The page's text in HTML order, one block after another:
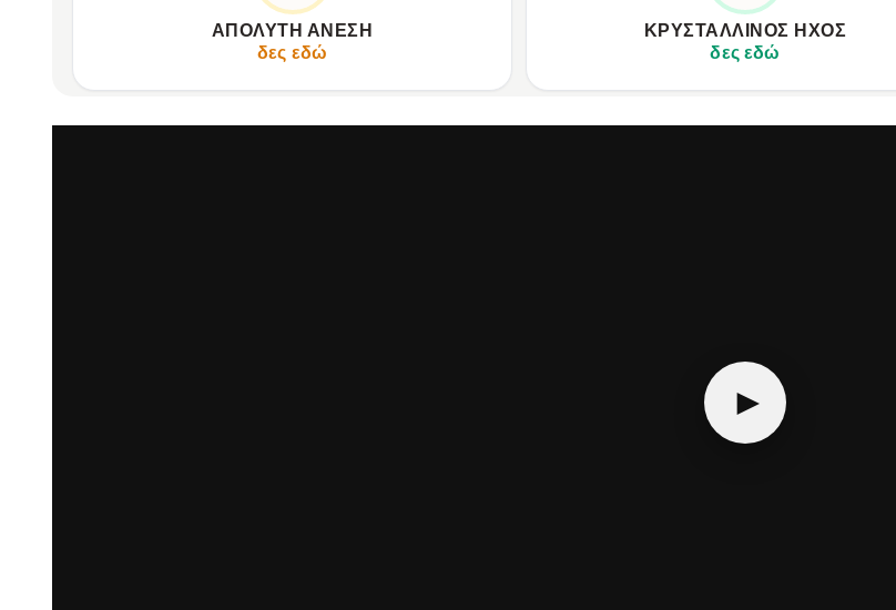
ΑΠΌΛΥΤΗ ΆΝΕΣΗ
δες εδώ
Άνετα μαξιλαράκια αυτιών, ρυθμιζόμενη στεφάνη κεφαλής.
Τέλεια εφαρμογή σε κάθε κεφάλι, ανθεκτικά υλικά.
ΚΡΥΣΤΆΛΛΙΝΟΣ ΉΧΟΣ
δες εδώ
Πτυσσόμενο μικρόφωνο υψηλής ποιότητας,
Noise Cancelling για απόλυτη συγκέντρωση στο
►